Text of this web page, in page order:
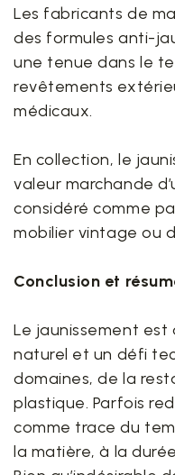
Les fabricants de
des formules anti-
une tenue dans le
revêtements
médicaux.
En collection, le
valeur marchande
considéré comme
mobilier vintage ou
Conclusion et
Le jaunissement est
naturel et un défi
domaines, de la
plastique. Parfois
comme trace du
la matière, à la